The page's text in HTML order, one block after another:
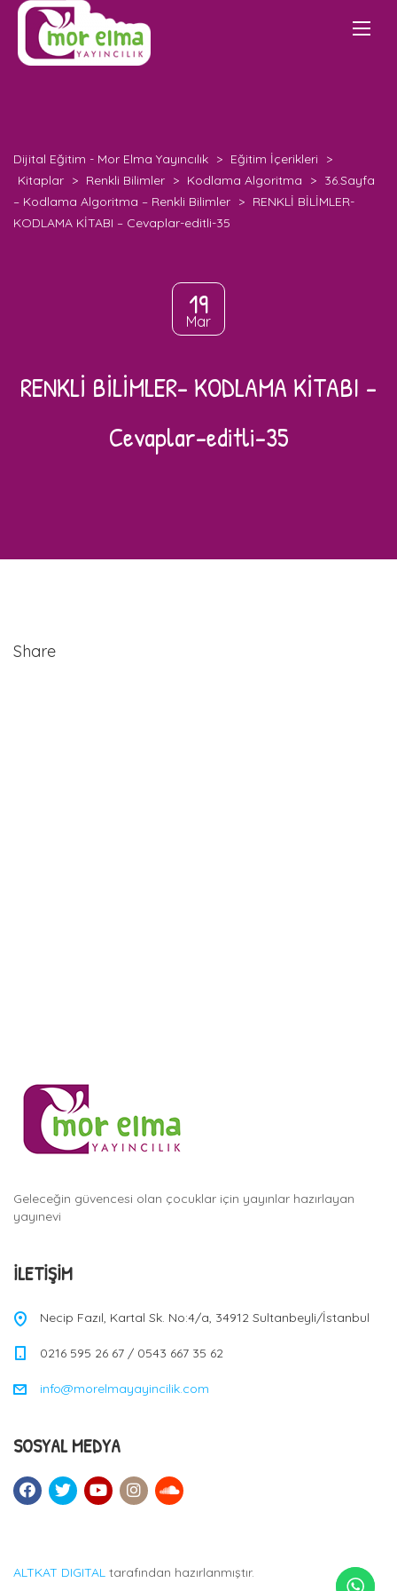
Dijital Eğitim - Mor Elma Yayıncılık > Eğitim İçerikleri
>
Kitaplar > Renkli Bilimler > Kodlama Algoritma > 36.Sayfa
– Kodlama Algoritma – Renkli Bilimler > RENKLİ BİLİMLER-
KODLAMA KİTABI – Cevaplar-editli-35
19
Mar
RENKLİ BİLİMLER- KODLAMA KİTABI –
Cevaplar-editli-35
Share
Geleceğin güvencesi olan çocuklar için yayınlar hazırlayan
yayınevi
İLETIŞIM
Necip Fazıl, Kartal Sk. No:4/a, 34912 Sultanbeyli/İstanbul
0216 595 26 67 / 0543 667 35 62
info@morelmayayincilik.com
SOSYAL MEDYA
ALTKAT DIGITAL tarafından hazırlanmıştır.